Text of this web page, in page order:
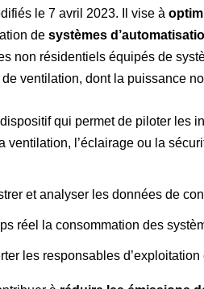
le 7 avril 2023. Il vise à
desystèmes
non résidentiels équipés de
ventilation, dont la puissance
qui permet de piloter les
ventilation, l’éclairage ou la
et analyser les données de
réel la consommation des
les responsables